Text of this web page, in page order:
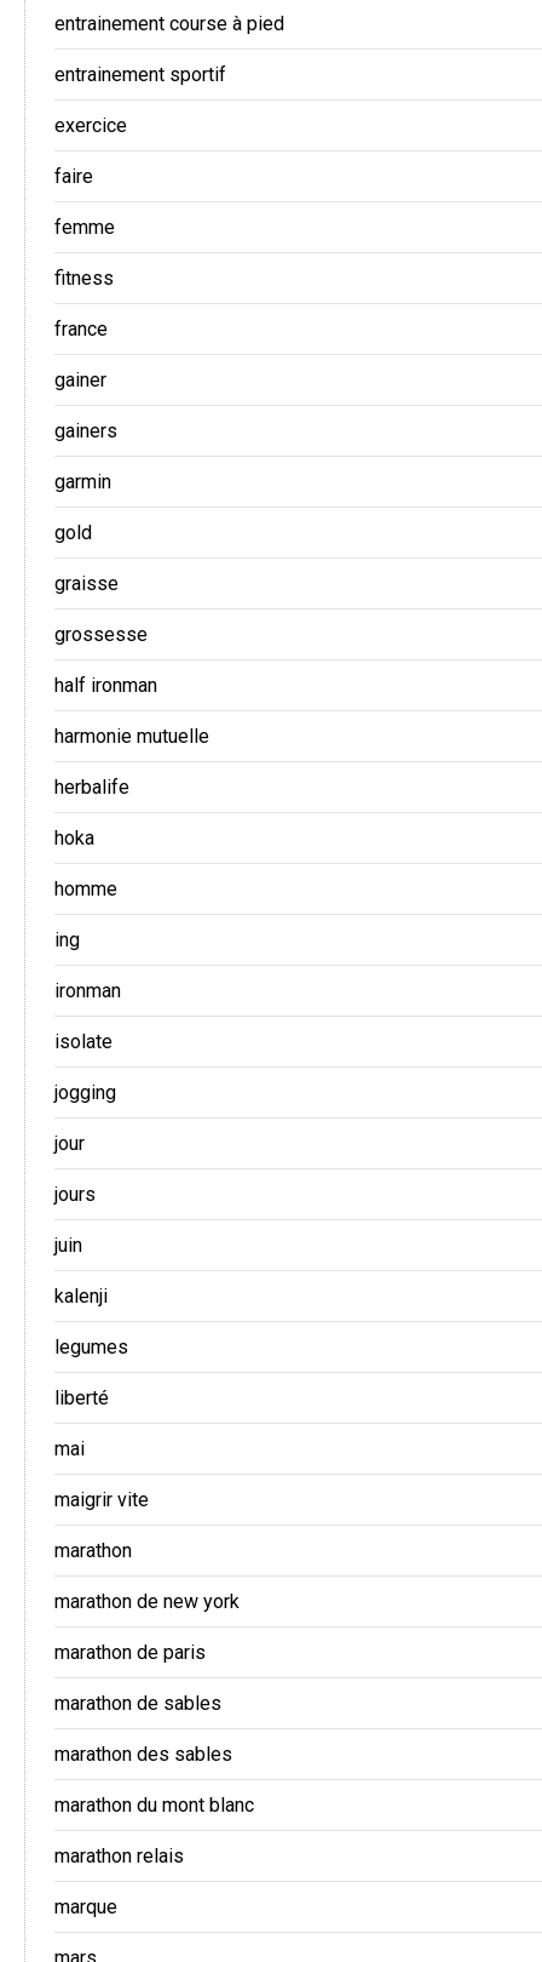
entrainement course à pied
entrainement sportif
exercice
faire
femme
fitness
france
gainer
gainers
garmin
gold
graisse
grossesse
half ironman
harmonie mutuelle
herbalife
hoka
homme
ing
ironman
isolate
jogging
jour
jours
juin
kalenji
legumes
liberté
mai
maigrir vite
marathon
marathon de new york
marathon de paris
marathon de sables
marathon des sables
marathon du mont blanc
marathon relais
marque
mars